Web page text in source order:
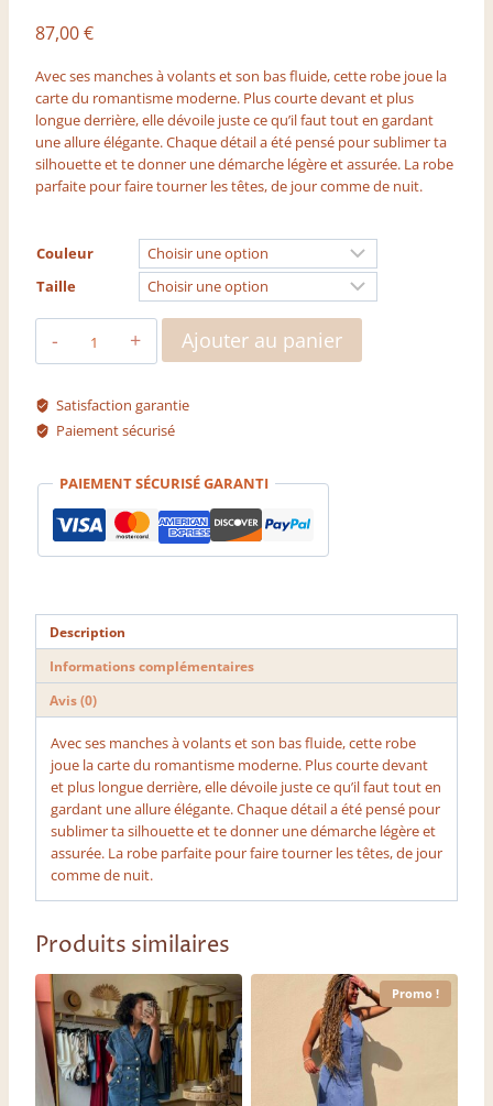
87,00€
Avec ses manches à volants et son bas fluide, cette robe joue la
carte du romantisme moderne. Plus courte devant et plus
longue derrière, elle dévoile juste ce qu’il faut tout en gardant
une allure élégante. Chaque détail a été pensé pour sublimer ta
silhouette et te donner une démarche légère et assurée. La robe
parfaite pour faire tourner les têtes, de jour comme de nuit.
Couleur
Taille
Marisol
Ajouter au panier
Satisfaction garantie
Paiement sécurisé
PAIEMENT SÉCURISÉ GARANTI
Description
Informations complémentaires
Avis (0)
Avec ses manches à volants et son bas fluide, cette robe
joue la carte du romantisme moderne. Plus courte devant
et plus longue derrière, elle dévoile juste ce qu’il faut tout en
gardant une allure élégante. Chaque détail a été pensé pour
sublimer ta silhouette et te donner une démarche légère et
assurée. La robe parfaite pour faire tourner les têtes, de jour
comme de nuit.
Produits similaires
Promo !